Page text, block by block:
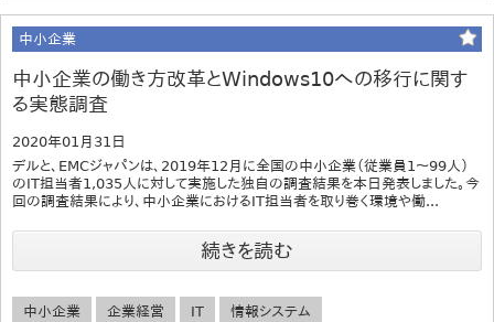
中小企業
中小企業の働き方改革とWindows10への移行に関す
る実態調査
2020年01月31日
デルと、EMCジャパンは、2019年12月に全国の中小企業（従業員1～99人）
のIT担当者1,035人に対して実施した独自の調査結果を本日発表しました。今
回の調査結果により、中小企業におけるIT担当者を取り巻く環境や働...
続きを読む
中小企業 企業経営 IT 情報システム